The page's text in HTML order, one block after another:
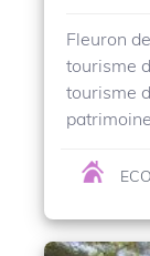
Fleuron
tourisme
tourisme